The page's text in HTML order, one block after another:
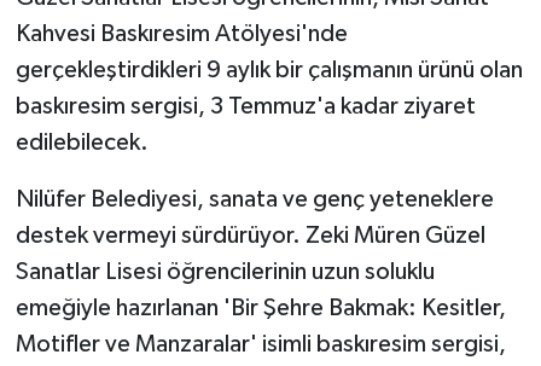
Kahvesi Baskıresim Atölyesi'nde
gerçekleştirdikleri 9 aylık bir çalışmanın ürünü olan
baskıresim sergisi, 3 Temmuz'a kadar ziyaret
edilebilecek.
Nilüfer Belediyesi, sanata ve genç yeteneklere
destek vermeyi sürdürüyor. Zeki Müren Güzel
Sanatlar Lisesi öğrencilerinin uzun soluklu
emeğiyle hazırlanan 'Bir Şehre Bakmak: Kesitler,
Motifler ve Manzaralar' isimli baskıresim sergisi,